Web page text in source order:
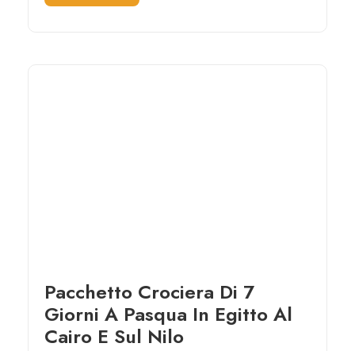
Pacchetto Crociera Di 7
Giorni A Pasqua In Egitto Al
Cairo E Sul Nilo